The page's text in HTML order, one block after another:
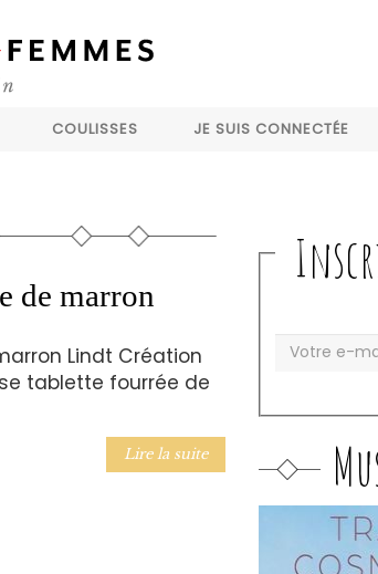
COULISSES JE SUIS CONNECTÉE
de marron
Lindt Création
tablette fourrée de
Lire la suite